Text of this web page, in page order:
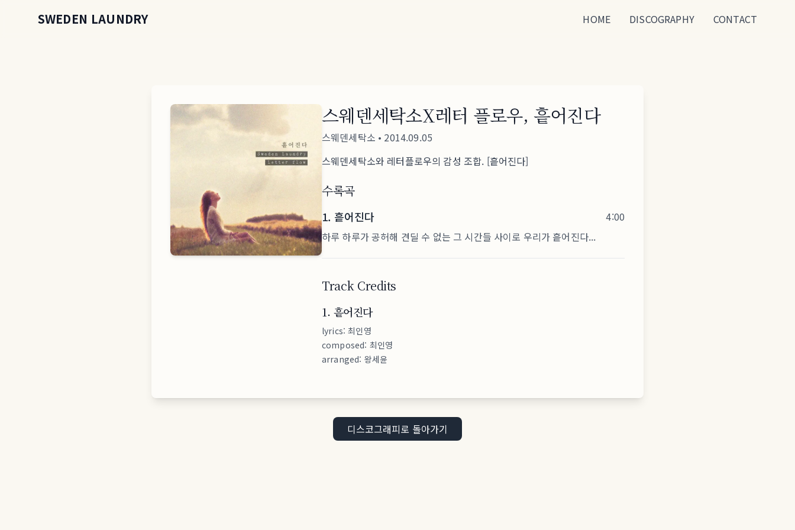
SWEDEN LAUNDRY HOME DISCOGRAPHY CONTACT
스웨덴세탁소X레터 플로우, 흩어진다
스웨덴세탁소 • 2014.09.05
스웨덴세탁소와 레터플로우의 감성 조합. [흩어진다]
수록곡
1. 흩어진다
4:00
하루 하루가 공허해 견딜 수 없는 그 시간들 사이로 우리가 흩어진다...
Track Credits
1. 흩어진다
lyrics:최인영
composed: 최인영
arranged: 왕세윤
디스코그래피로 돌아가기